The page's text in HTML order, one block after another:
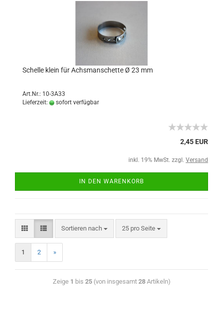
Schelle klein für Achsmanschette Ø 23 mm
Art.Nr.: 10-3A33
Lieferzeit:
sofort verfügbar
2,45 EUR
inkl. 19% MwSt. zzgl. Versand
IN DEN WARENKORB
Sortieren nach 25 pro Seite
1 2 »
Zeige 1 bis 25(von insgesamt 28Artikeln)